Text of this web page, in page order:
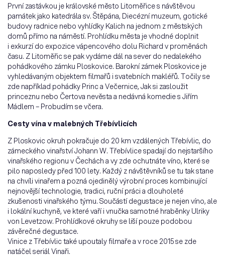
První zastávkou je královské město Litoměřice s návštěvou
památek jako katedrála sv. Štěpána, Diecézní muzeum, gotické
budovy radnice nebo vyhlídky Kalich na jednom z městských
domů přímo na náměstí. Prohlídku města je vhodné doplnit
i exkurzí do expozice vápencového dolu Richard v proměnách
času. Z Litoměřic se pak vydáme dál na sever do nedalekého
pohádkového zámku Ploskovice. Barokní zámek Ploskovice je
vyhledávaným objektem filmařů i svatebních makléřů. Točily se
zde například pohádky Princ a Večernice, Jak si zasloužit
princeznu nebo Čertova nevěsta a nedávná komedie s Jiřím
Mádlem – Probudím se včera.
Cesty vína v malebných Třebívlicích
Z Ploskovic okruh pokračuje do 20 km vzdálených Třebívlic, do
zámeckého vinařství Johann W. Třebívlice spadají do nejstaršího
vinařského regionu v Čechách a vy zde ochutnáte víno, které se
pilo naposledy před 100 lety. Každý z návštěvníků se tu tak stane
na chvíli vinařem a pozná ojedinělý výrobní proces kombinující
nejnovější technologie, tradici, ruční práci a dlouholeté
zkušenosti vinařského týmu. Součástí degustace je nejen víno, ale
i lokální kuchyně, ve které vaří i vnučka samotné hraběnky Ulriky
von Levetzow. Prohlídkové okruhy se liší pouze podobou
závěrečné degustace.
Vinice z Třebívlic také upoutaly filmaře a v roce 2015 se zde
natáčel seriál Vinaři.